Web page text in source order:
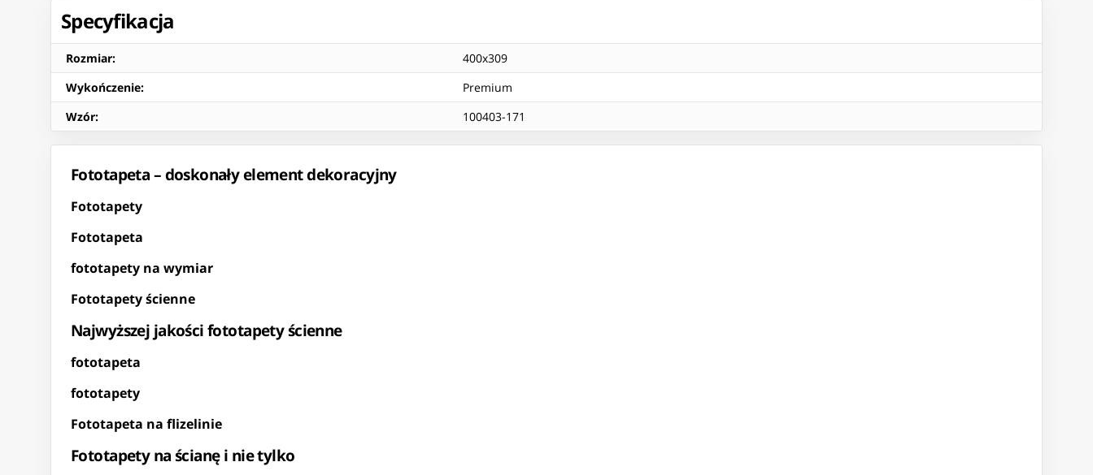
Specyfikacja
Rozmiar:
400x309
Wykończenie:
Premium
Wzór: 100403-171
Fototapeta – doskonały element dekoracyjny
Fototapety
Fototapeta
fototapety na wymiar
Fototapety ścienne
Najwyższej jakości fototapety ścienne
fototapeta
fototapety
Fototapeta na flizelinie
Fototapety na ścianę i nie tylko